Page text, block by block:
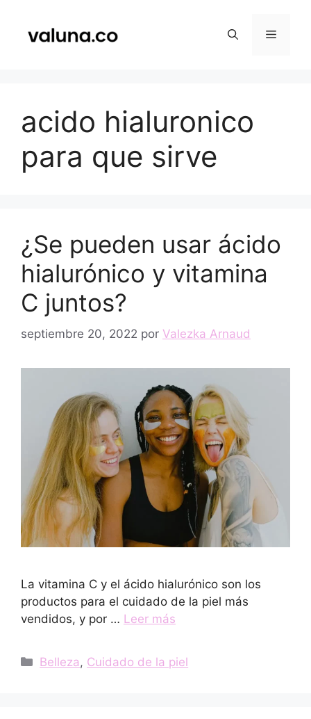
contenido
Menú
acido hialuronico
para que sirve
¿Se pueden usar ácido
hialurónico y vitamina
C juntos?
septiembre 20, 2022 por Valezka Arnaud
La vitamina C y el ácido hialurónico son los
productos para el cuidado de la piel más
vendidos, y por … Leer más
Categorías
Belleza, Cuidado de la piel